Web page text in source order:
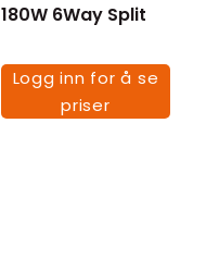
180W 6Way Split
Logg inn for å se
priser